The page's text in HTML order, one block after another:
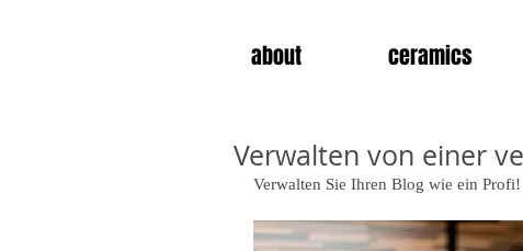
about ceramics
Verwalten von einer
Verwalten Sie Ihren Blog wie ein